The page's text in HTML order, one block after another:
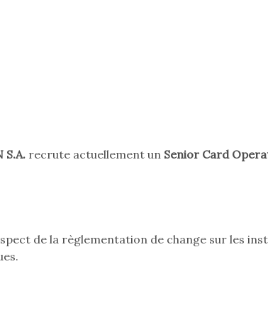
S.A.recrute actuellement un Senior Card
de la règlementation de change sur les